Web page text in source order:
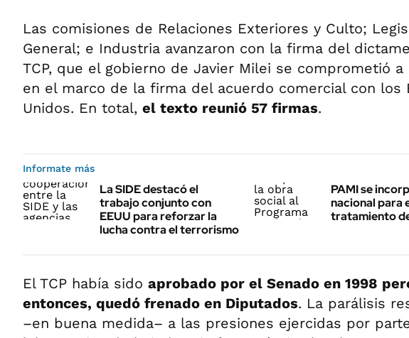
Las comisiones de Relaciones Exteriores y Culto;
General; e Industria avanzaron con la firma del
TCP, que el gobierno de Javier Milei se comprometió
en el marco de la firma del acuerdo comercial con los
Unidos. En total, el texto reunió 57 firmas.
Informate más
La SIDE destacó el
trabajo conjunto con
EEUU para reforzar la
lucha contra el terrorismo
PAMI se
nacional para
tratamiento
El TCP había sido aprobado por el Senado en 1998
entonces, quedó frenado en Diputados. La parálisis
–en buena medida– a las presiones ejercidas por